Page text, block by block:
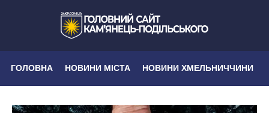
ГОЛОВНА НОВИНИ МІСТА НОВИНИ ХМЕЛЬНИЧЧИНИ